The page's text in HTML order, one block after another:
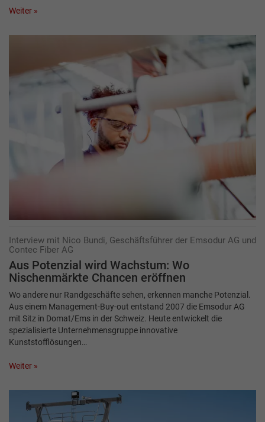
Weiter »
Interview mit Nico Bundi, Geschäftsführer der Emsodur AG und
Contec Fiber AG
Aus Potenzial wird Wachstum: Wo
Nischenmärkte Chancen eröffnen
Wo andere nur Randgeschäfte sehen, erkennen manche Potenzial.
Aus einem Management-Buy-out entstand 2007 die Emsodur AG
mit Sitz in Domat/Ems in der Schweiz. Heute entwickelt die
spezialisierte Unternehmensgruppe innovative
Kunststofflösungen…
Weiter »